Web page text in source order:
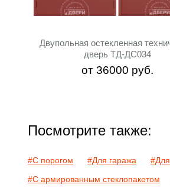
Двупольная остекленная
дверь ТД-ДС034
от36000 руб.
Посмотрите также:
#С порогом #Для гаража
#С армированным стеклопакетом